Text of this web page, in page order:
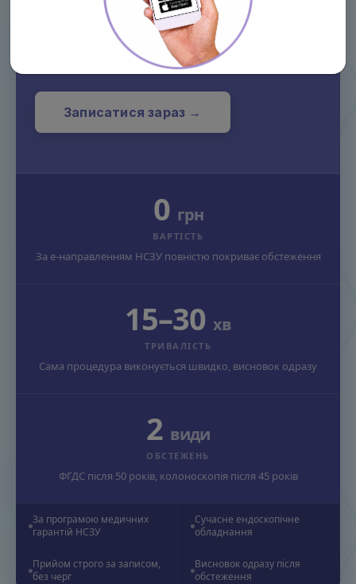
Раннє виявлення захворювань шлунково-
кишкового тракту за електронним
направленням від сімейного лікаря
Записатися зараз →
0 грн
ВАРТІСТЬ
За е-направленням НСЗУ повністю покриває обстеження
15–30 хв
ТРИВАЛІСТЬ
Сама процедура виконується швидко, висновок одразу
2 види
ОБСТЕЖЕНЬ
ФГДС після 50 років, колоноскопія після 45 років
За програмою медичних
гарантій НСЗУ
Сучасне ендоскопічне
обладнання
Прийом строго за записом,
без черг
Висновок одразу після
обстеження